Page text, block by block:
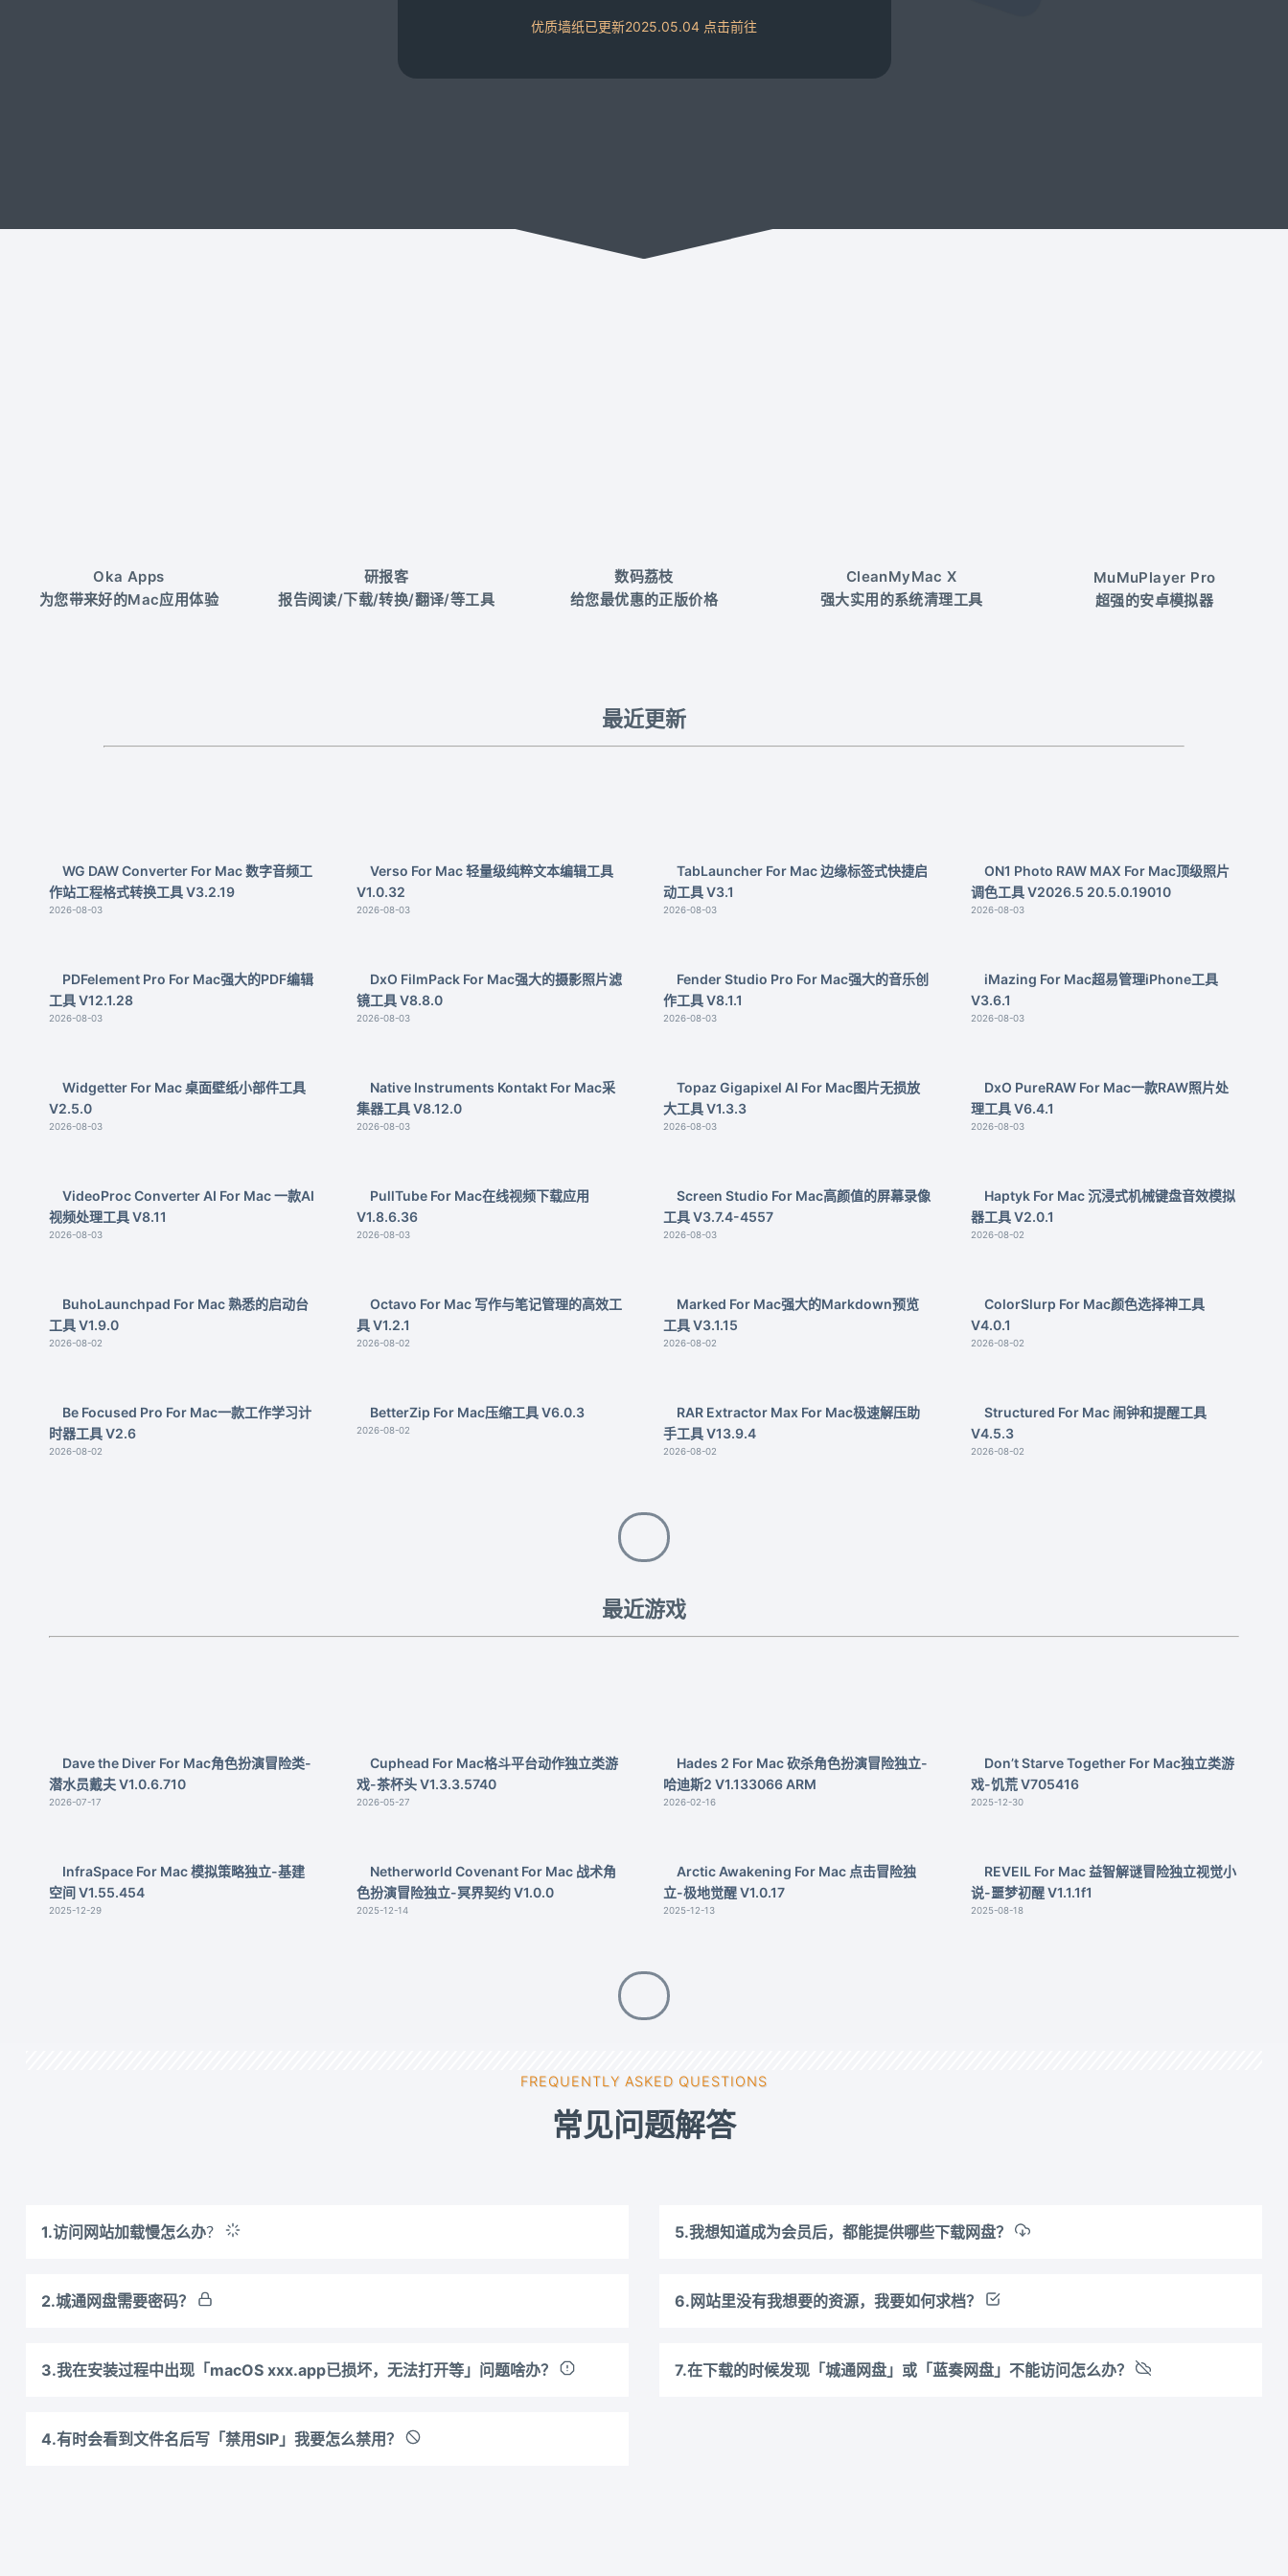
优质墙纸已更新2025.05.04 点击前往
Oka Apps
为您带来好的Mac应用体验
研报客
报告阅读/下载/转换/翻译/等工具
数码荔枝
给您最优惠的正版价格
CleanMyMac X
强大实用的系统清理工具
MuMuPlayer Pro
超强的安卓模拟器
最近更新
WG DAW Converter For Mac 数字音频工
作站工程格式转换工具 V3.2.19
2026-08-03
Verso For Mac 轻量级纯粹文本编辑工具
V1.0.32
2026-08-03
TabLauncher For Mac 边缘标签式快捷启
动工具 V3.1
2026-08-03
ON1 Photo RAW MAX For Mac顶级照片
调色工具 V2026.5 20.5.0.19010
2026-08-03
PDFelement Pro For Mac强大的PDF编辑
工具 V12.1.28
2026-08-03
DxO FilmPack For Mac强大的摄影照片滤
镜工具 V8.8.0
2026-08-03
Fender Studio Pro For Mac强大的音乐创
作工具 V8.1.1
2026-08-03
iMazing For Mac超易管理iPhone工具
V3.6.1
2026-08-03
Widgetter For Mac 桌面壁纸小部件工具
V2.5.0
2026-08-03
Native Instruments Kontakt For Mac采
集器工具 V8.12.0
2026-08-03
Topaz Gigapixel AI For Mac图片无损放
大工具 V1.3.3
2026-08-03
DxO PureRAW For Mac一款RAW照片处
理工具 V6.4.1
2026-08-03
VideoProc Converter AI For Mac 一款AI
视频处理工具 V8.11
2026-08-03
PullTube For Mac在线视频下载应用
V1.8.6.36
2026-08-03
Screen Studio For Mac高颜值的屏幕录像
工具 V3.7.4-4557
2026-08-03
Haptyk For Mac 沉浸式机械键盘音效模拟
器工具 V2.0.1
2026-08-02
BuhoLaunchpad For Mac 熟悉的启动台
工具 V1.9.0
2026-08-02
Octavo For Mac 写作与笔记管理的高效工
具 V1.2.1
2026-08-02
Marked For Mac强大的Markdown预览
工具 V3.1.15
2026-08-02
ColorSlurp For Mac颜色选择神工具
V4.0.1
2026-08-02
Be Focused Pro For Mac一款工作学习计
时器工具 V2.6
2026-08-02
BetterZip For Mac压缩工具 V6.0.3
2026-08-02
RAR Extractor Max For Mac极速解压助
手工具 V13.9.4
2026-08-02
Structured For Mac 闹钟和提醒工具
V4.5.3
2026-08-02
最近游戏
Dave the Diver For Mac角色扮演冒险类-
潜水员戴夫 V1.0.6.710
2026-07-17
Cuphead For Mac格斗平台动作独立类游
戏-茶杯头 V1.3.3.5740
2026-05-27
Hades 2 For Mac 砍杀角色扮演冒险独立-
哈迪斯2 V1.133066 ARM
2026-02-16
Don’t Starve Together For Mac独立类游
戏-饥荒 V705416
2025-12-30
InfraSpace For Mac 模拟策略独立-基建
空间 V1.55.454
2025-12-29
Netherworld Covenant For Mac 战术角
色扮演冒险独立-冥界契约 V1.0.0
2025-12-14
Arctic Awakening For Mac 点击冒险独
立-极地觉醒 V1.0.17
2025-12-13
REVEIL For Mac 益智解谜冒险独立视觉小
说-噩梦初醒 V1.1.1f1
2025-08-18
FREQUENTLY ASKED QUESTIONS
常见问题解答
1.访问网站加载慢怎么办？
2.城通网盘需要密码？
3.我在安装过程中出现「macOS xxx.app已损坏，无法打开等」问题啥办？
4.有时会看到文件名后写「禁用SIP」我要怎么禁用？
5.我想知道成为会员后，都能提供哪些下载网盘？
6.网站里没有我想要的资源，我要如何求档？
7.在下载的时候发现「城通网盘」或「蓝奏网盘」不能访问怎么办？